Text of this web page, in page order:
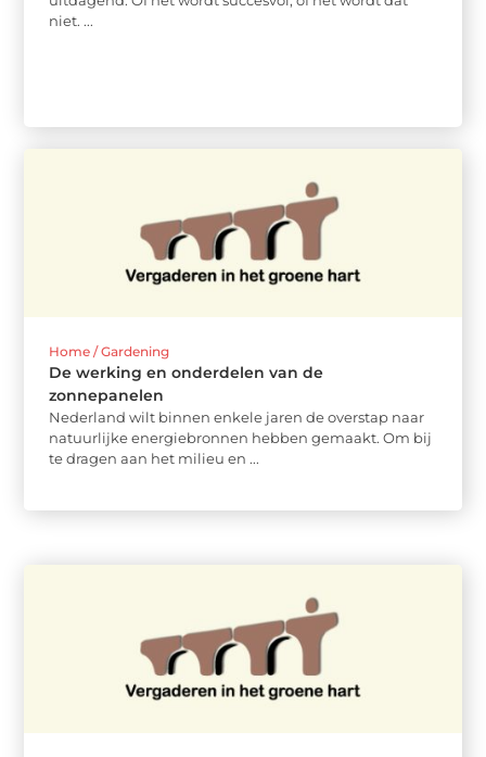
niet. ...
Home / Gardening
De werking en onderdelen van de
zonnepanelen
Nederland wilt binnen enkele jaren de overstap naar
natuurlijke energiebronnen hebben gemaakt. Om bij
te dragen aan het milieu en ...